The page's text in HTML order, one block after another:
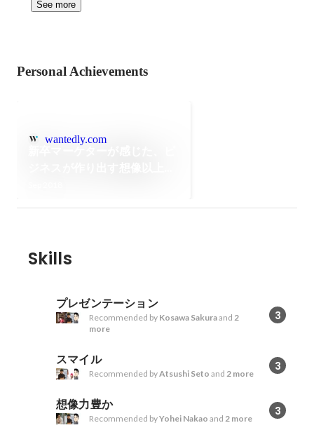
See more
Personal Achievements
wantedly.com
Skills
プレゼンテーション
3
Recommended by Kosawa Sakuraand 2
more
スマイル 3
Recommended byAtsushi Seto and 2 more
想像力豊か 3
Recommended byYohei Nakao and 2 more